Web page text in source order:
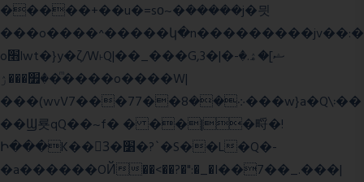
�����+��u�=sο~�ܿ�����j�믯
���o����^�����կ�n���������jv��:�
o׫lwt�}y�ζ/W˫Q|��_���G,3�|�ޝ]�ۿ.�-
�׿���ۯ�ͫ����o����W|
���(wvV܀��8��77���7���w}a�Q\܃��
��Ϣ룟qQ��~f� � ��|�㽟�!
Ի���K��3ٓ�׸�?`�S��L�Q�-
�a������OЙ��<��?�":�_�I��7��_.���|